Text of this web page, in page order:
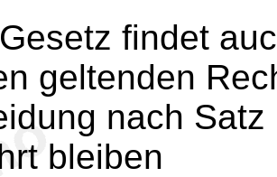
findet
geltenden
nach
bleiben